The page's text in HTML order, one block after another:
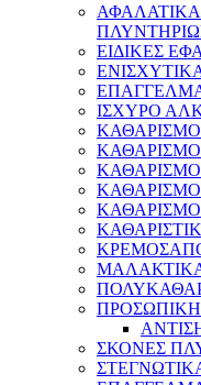
ΕΙΔΙΚΕΣ
ΙΣΧΥΡΟ
ΠΡΟΣΩΠΙΚΗ
ΣΚΟΝΕΣ